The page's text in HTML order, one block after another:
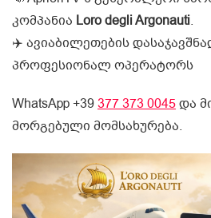
კომპანია Loro degli Argonauti.
✈️ ავიაბილეთების
პროფესიონალ ოპერატორს
WhatsApp +39377 373 0045და
მორგებული მომსახურება.